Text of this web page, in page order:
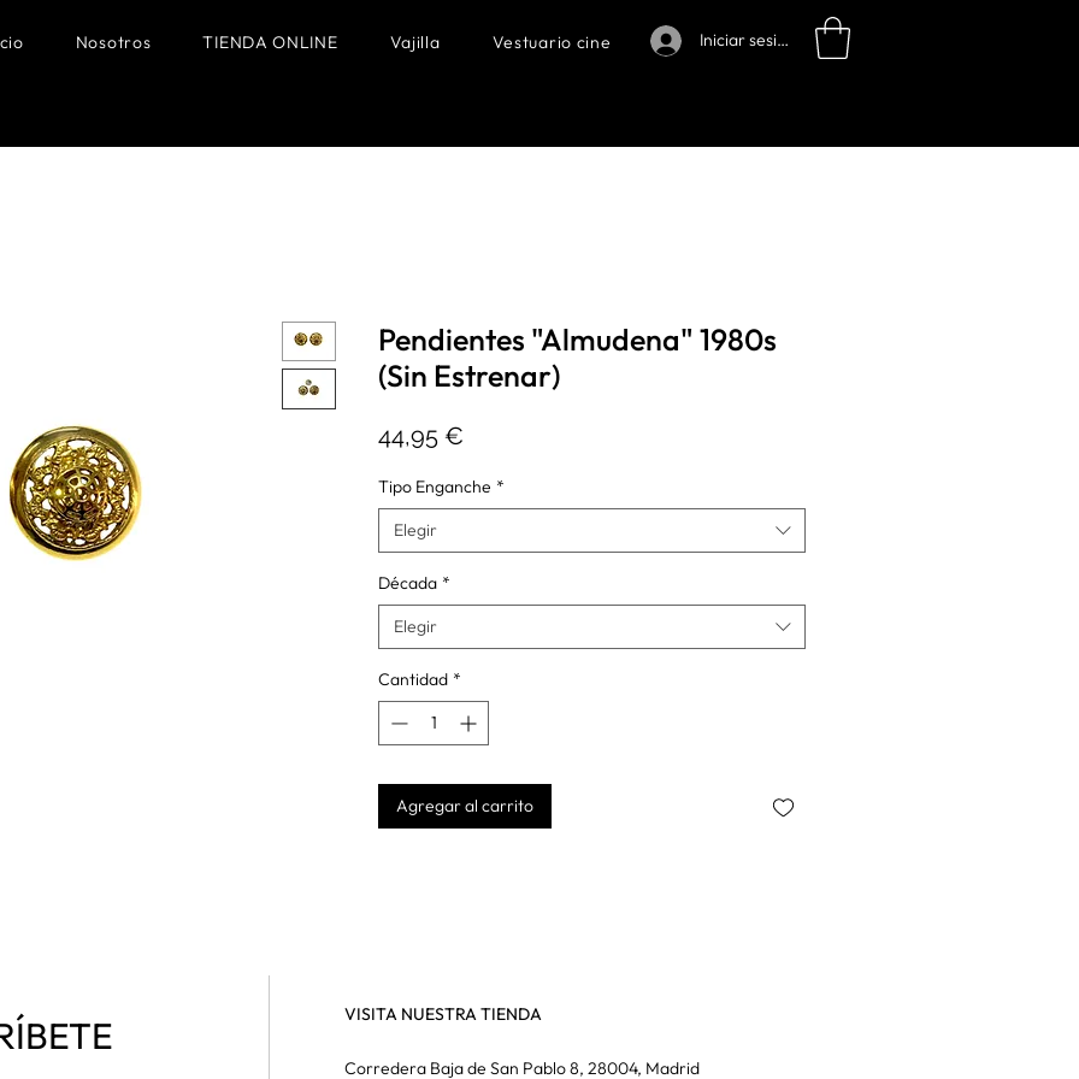
Nosotros TIENDA ONLINE Vajilla Vestuario cine Iniciar sesión
Pendientes "Almudena" 1980s
(Sin Estrenar)
44,95 €
Tipo Enganche *
Elegir
Década *
Elegir
Cantidad *
Agregar al carrito
VISITA NUESTRA TIENDA
Corredera Baja de San Pablo 8, 28004, Madrid